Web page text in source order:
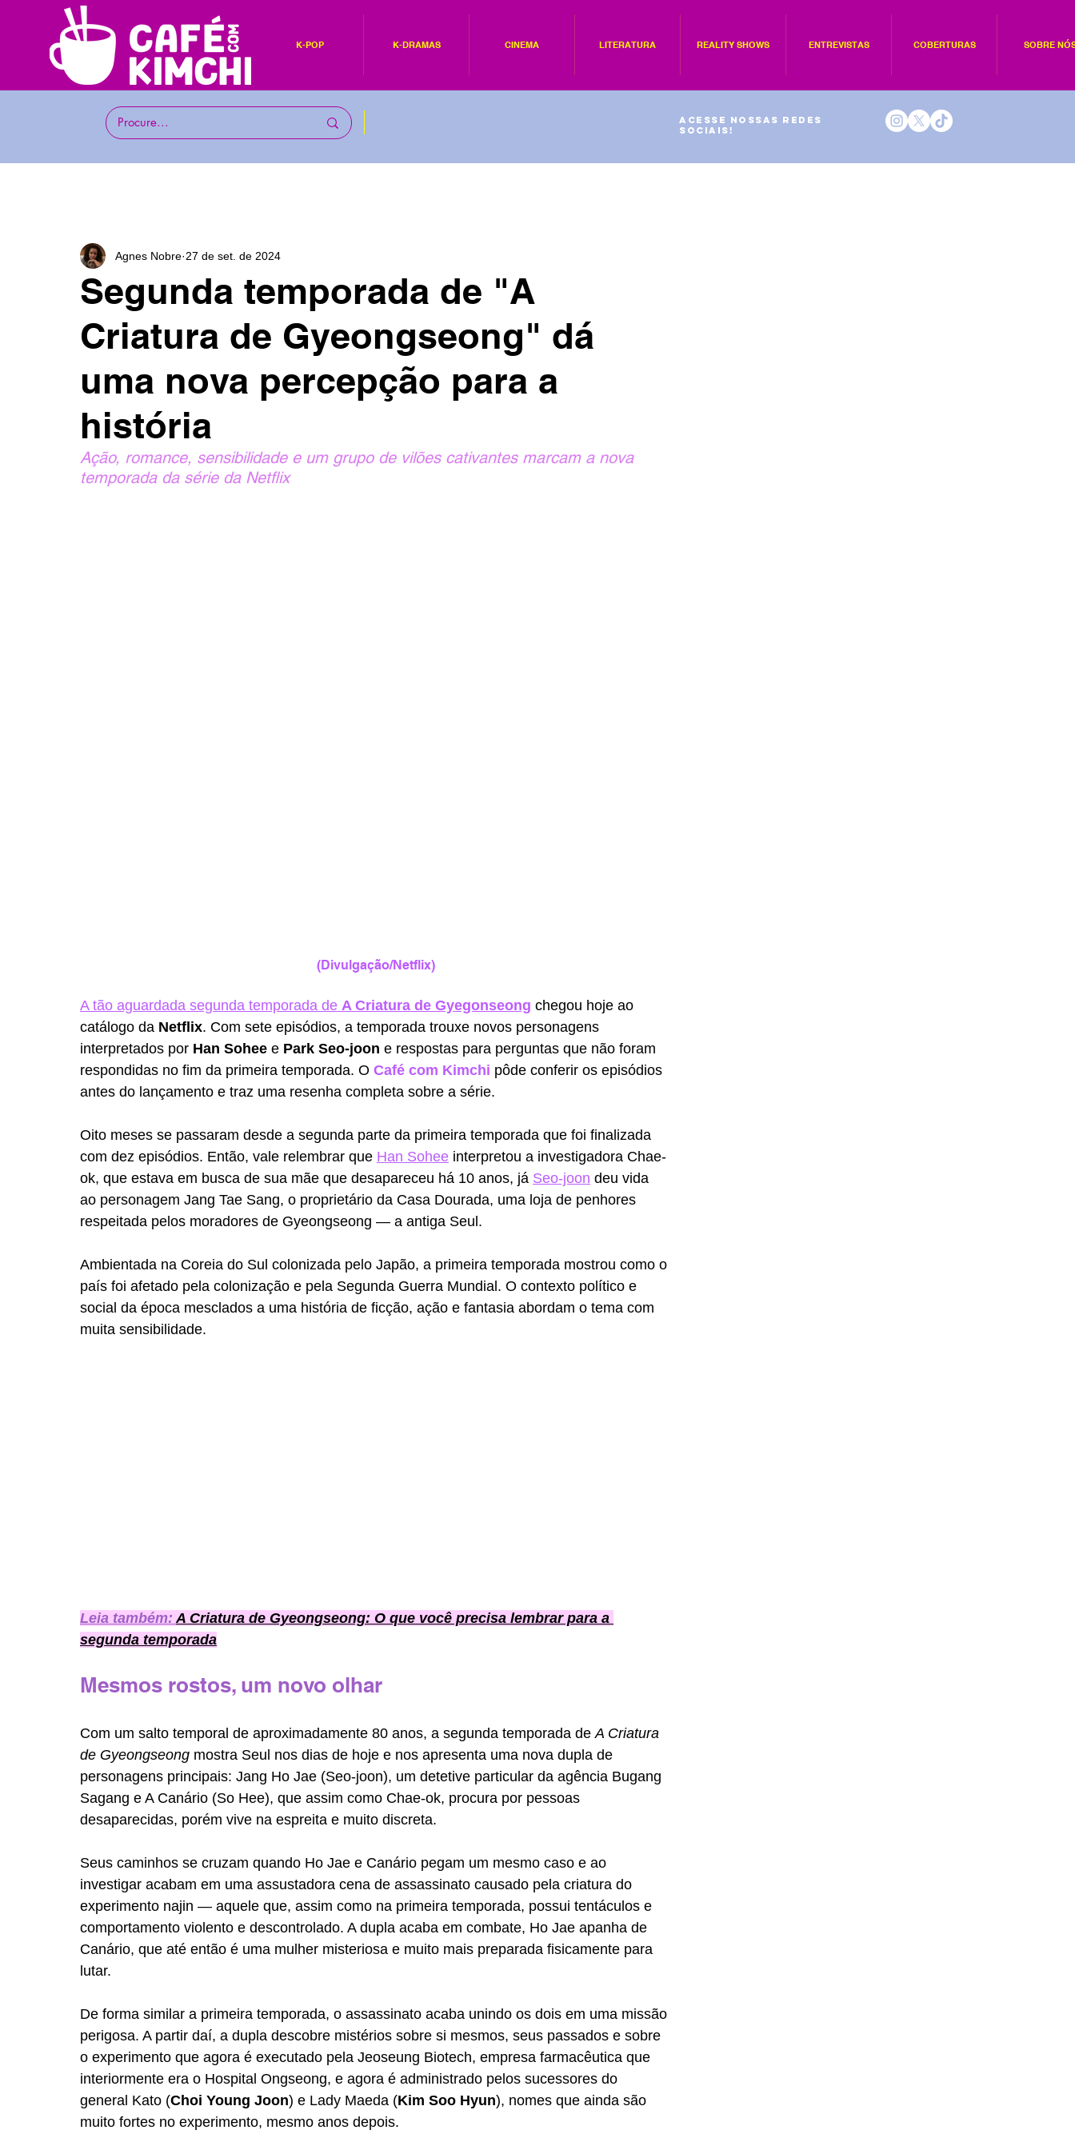
K-POP K-DRAMAS CINEMA LITERATURA REALITY SHOWS ENTREVISTAS COBERTURAS SOBRE
Acesse nossas redes
sociais!
Segunda temporada de "A
Criatura de Gyeongseong" dá
uma nova percepção para a
história
Agnes Nobre 27 de set. de 2024
Ação, romance, sensibilidade e um grupo de vilões cativantes marcam a nova
temporada da série da Netflix
(Divulgação/Netflix)
A tão aguardada segunda temporada de A Criatura de Gyegonseong chegou hoje ao
catálogo da Netflix. Com sete episódios, a temporada trouxe novos personagens
interpretados por Han Sohee e Park Seo-joon e respostas para perguntas que não foram
respondidas no fim da primeira temporada. O Café com Kimchi pôde conferir os episódios
antes do lançamento e traz uma resenha completa sobre a série.
Oito meses se passaram desde a segunda parte da primeira temporada que foi finalizada
com dez episódios. Então, vale relembrar que Han Sohee interpretou a investigadora Chae-
ok, que estava em busca de sua mãe que desapareceu há 10 anos, já Seo-joon deu vida
ao personagem Jang Tae Sang, o proprietário da Casa Dourada, uma loja de penhores
respeitada pelos moradores de Gyeongseong — a antiga Seul.
Ambientada na Coreia do Sul colonizada pelo Japão, a primeira temporada mostrou como o
país foi afetado pela colonização e pela Segunda Guerra Mundial. O contexto político e
social da época mesclados a uma história de ficção, ação e fantasia abordam o tema com
muita sensibilidade.
Leia também: A Criatura de Gyeongseong: O que você precisa lembrar para a
segunda temporada
Mesmos rostos, um novo olhar
Com um salto temporal de aproximadamente 80 anos, a segunda temporada de A Criatura
de Gyeongseong mostra Seul nos dias de hoje e nos apresenta uma nova dupla de
personagens principais: Jang Ho Jae (Seo-joon), um detetive particular da agência Bugang
Sagang e A Canário (So Hee), que assim como Chae-ok, procura por pessoas
desaparecidas, porém vive na espreita e muito discreta.
Seus caminhos se cruzam quando Ho Jae e Canário pegam um mesmo caso e ao
investigar acabam em uma assustadora cena de assassinato causado pela criatura do
experimento najin — aquele que, assim como na primeira temporada, possui tentáculos e
comportamento violento e descontrolado. A dupla acaba em combate, Ho Jae apanha de
Canário, que até então é uma mulher misteriosa e muito mais preparada fisicamente para
lutar.
De forma similar a primeira temporada, o assassinato acaba unindo os dois em uma missão
perigosa. A partir daí, a dupla descobre mistérios sobre si mesmos, seus passados e sobre
o experimento que agora é executado pela Jeoseung Biotech, empresa farmacêutica que
interiormente era o Hospital Ongseong, e agora é administrado pelos sucessores do
general Kato (Choi Young Joon) e Lady Maeda (Kim Soo Hyun), nomes que ainda são
muito fortes no experimento, mesmo anos depois.